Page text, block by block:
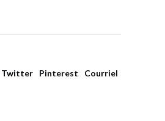
Twitter Pinterest Courriel